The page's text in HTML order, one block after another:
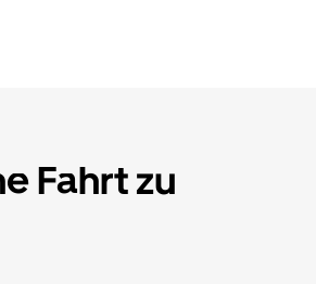
Fahrt zu